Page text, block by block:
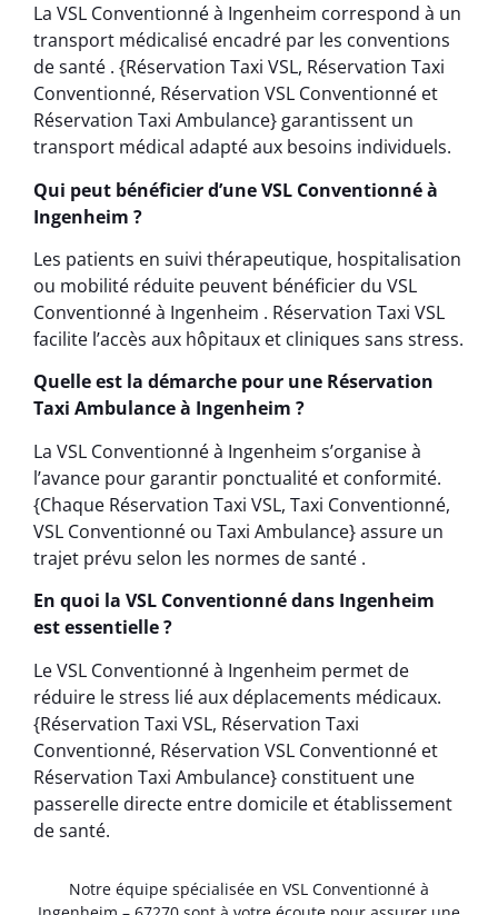
La VSL Conventionné à Ingenheim correspond à un
transport médicalisé encadré par les conventions
de santé . {Réservation Taxi VSL, Réservation Taxi
Conventionné, Réservation VSL Conventionné et
Réservation Taxi Ambulance} garantissent un
transport médical adapté aux besoins individuels.
Qui peut bénéficier d’une VSL Conventionné à
Ingenheim ?
Les patients en suivi thérapeutique, hospitalisation
ou mobilité réduite peuvent bénéficier du VSL
Conventionné à Ingenheim . Réservation Taxi VSL
facilite l’accès aux hôpitaux et cliniques sans stress.
Quelle est la démarche pour une Réservation
Taxi Ambulance à Ingenheim ?
La VSL Conventionné à Ingenheim s’organise à
l’avance pour garantir ponctualité et conformité.
{Chaque Réservation Taxi VSL, Taxi Conventionné,
VSL Conventionné ou Taxi Ambulance} assure un
trajet prévu selon les normes de santé .
En quoi la VSL Conventionné dans Ingenheim
est essentielle ?
Le VSL Conventionné à Ingenheim permet de
réduire le stress lié aux déplacements médicaux.
{Réservation Taxi VSL, Réservation Taxi
Conventionné, Réservation VSL Conventionné et
Réservation Taxi Ambulance} constituent une
passerelle directe entre domicile et établissement
de santé.
Notre équipe spécialisée en VSL Conventionné à